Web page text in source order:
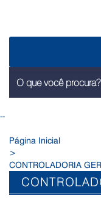
--
Página Inicial
>
CONTROLADORIA